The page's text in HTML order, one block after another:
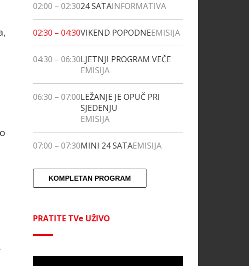
02:00 – 02:3024 SATAINFORMATIVA
02:30 – 04:30VIKEND POPODNEEMISIJA
04:30 – 06:30LJETNJI PROGRAM VEČE
EMISIJA
06:30 – 07:00LEŽANJE JE OPUČ PRI
SJEDENJU
EMISIJA
07:00 – 07:30MINI 24 SATAEMISIJA
KOMPLETAN PROGRAM
PRATITE TVe UŽIVO